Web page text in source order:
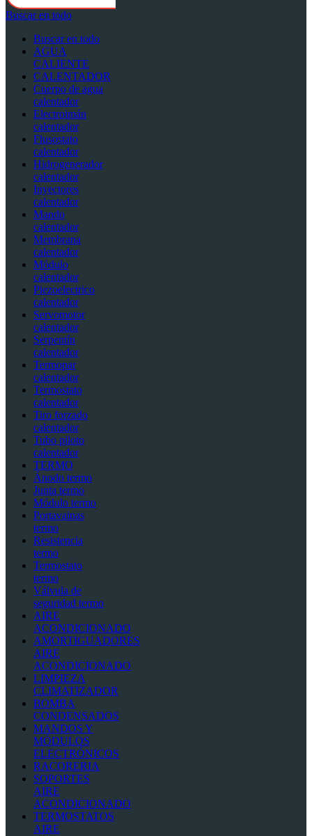
Buscar en todo
Buscar en todo
AGUA
CALIENTE
CALENTADOR
Cuerpo de agua
calentador
Electroimán
calentador
Flusostato
calentador
Hidrogenerador
calentador
Inyectores
calentador
Mando
calentador
Membrana
calentador
Módulo
calentador
Piezoelectrico
calentador
Servomotor
calentador
Serpentín
calentador
Termopar
calentador
Termostato
calentador
Tiro forzado
calentador
Tubo piloto
calentador
TERMO
Ánodo termo
Junta termo
Módulo termo
Portavainas
termo
Resistencia
termo
Termostato
termo
Válvula de
seguridad termo
AIRE
ACONDICIONADO
AMORTIGUADORES
AIRE
ACONDICIONADO
LIMPIEZA
CLIMATIZADOR
BOMBA
CONDENSADOS
MANDOS Y
MÓDULOS
ELECTRÓNICOS
RACORERIA
SOPORTES
AIRE
ACONDICIONADO
TERMOSTATOS
AIRE